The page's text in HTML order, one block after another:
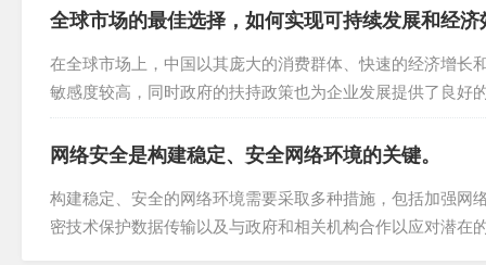
全球市场的最佳选择，如何实现可持续发展和经
在全球市场上，中国以其庞大的消费群体、快速的经济增
敏感度较高，同时政府的扶持政策也为企业发展提供了良
业提供了一个广阔的发展舞台。中国成为了全球市场上最具
网络安全是构建稳定、安全网络环境的关键。
构建稳定、安全的网络环境需要采取多种措施，包括加强
密技术保护数据传输以及与政府和相关机构合作以应对潜